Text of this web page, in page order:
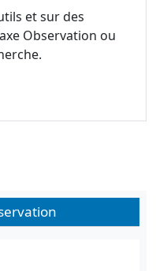
et sur des
Observation ou